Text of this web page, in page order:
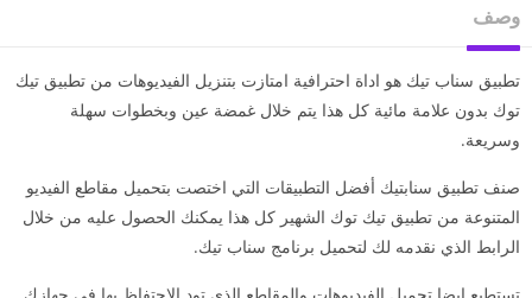
وصف
تطبيق سناب تيك هو اداة احترافية امتازت بتنزيل الفيديوهات من تطبيق تيك
توك بدون علامة مائية كل هذا يتم خلال غمضة عين وبخطوات سهلة
وسريعة.
صنف تطبيق سنابتيك أفضل التطبيقات التي اختصت بتحميل مقاطع الفيديو
المتنوعة من تطبيق تيك توك الشهير كل هذا يمكنك الحصول عليه من خلال
الرابط الذي نقدمه لك لتحميل برنامج سناب تيك.
تستطيع ايضا تحميل الفيديوهات والمقاطع الذي تود الاحتفاظ بها في جهازك